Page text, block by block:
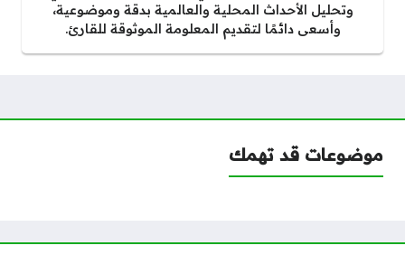
وتحليل الأحداث المحلية والعالمية بدقة وموضوعية،
وأسعى دائمًا لتقديم المعلومة الموثوقة للقارئ.
موضوعات قد تهمك